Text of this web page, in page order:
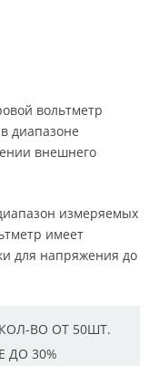
вольтметр
диапазоне
внешнего
измеряемых
имеет
для напряжения до
ВО ОТ 50ШТ.
ДО 30%